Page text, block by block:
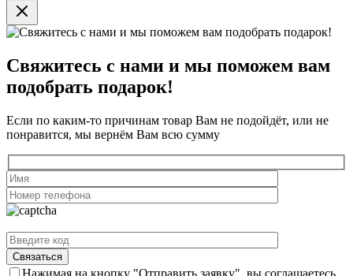
Свяжитесь с нами и мы поможем вам
подобрать подарок!
Если по каким-то причинам товар Вам не подойдёт, или не
понравится, мы вернём Вам всю сумму
Нажимая на кнопку "Отправить заявку", вы соглашаетесь